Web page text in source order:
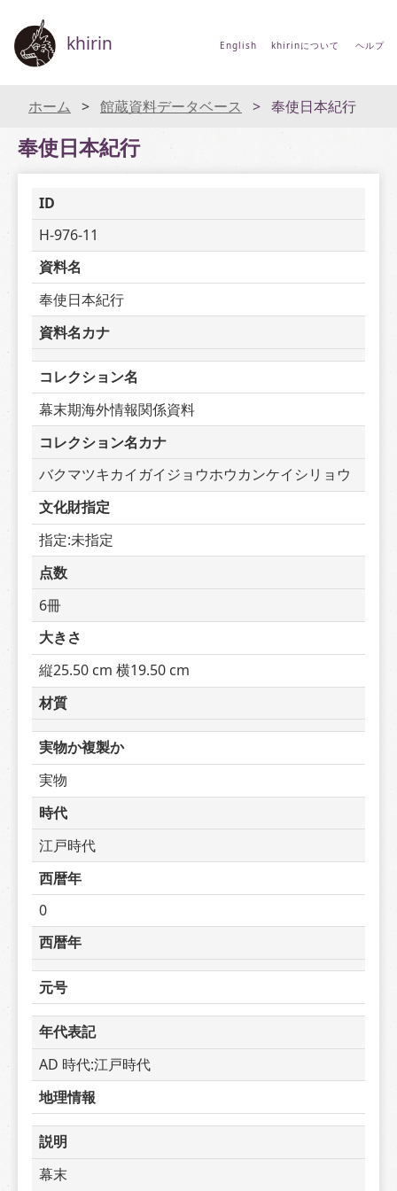
khirin English khirinについて ヘルプ
ホーム 館蔵資料データベース 奉使日本紀行
奉使日本紀行
ID
H-976-11
資料名
奉使日本紀行
資料名カナ
コレクション名
幕末期海外情報関係資料
コレクション名カナ
バクマツキカイガイジョウホウカンケイシリョウ
文化財指定
指定:未指定
点数
6冊
大きさ
縦25.50 cm 横19.50 cm
材質
実物か複製か
実物
時代
江戸時代
西暦年
0
西暦年
元号
年代表記
AD 時代:江戸時代
地理情報
説明
幕末